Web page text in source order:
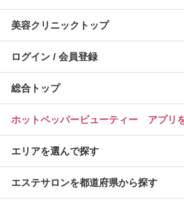
美容クリニックトップ
ログイン / 会員登録
総合トップ
ホットペッパービューティー アプリ
エリアを選んで探す
エステサロンを都道府県から探す